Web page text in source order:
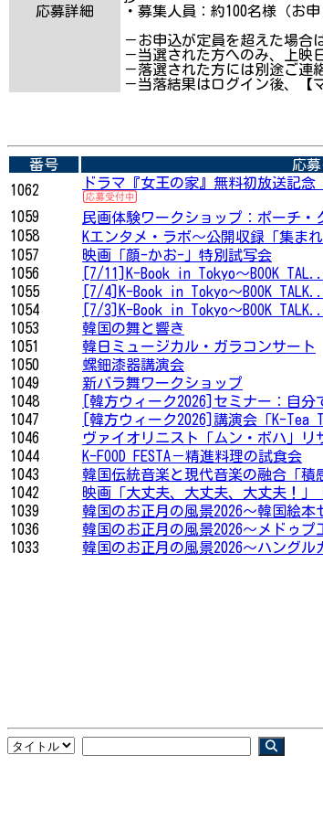
応募詳細
・募集人員：約100名様（お
－お申込が定員を超えた場合
－当選された方へのみ、上映
－落選された方には別途ご連
－当落結果はログイン後、【
番号 応
1062
ドラマ『女王の家』無料初放送記
1059
民画体験ワークショップ：ポーチ・
1058
Kエンタメ・ラボ～公開収録「集ま
1057
映画「顔-かお-」特別試写会
1056
[7/11]K-Book in Tokyo～BOOK TAL...
1055
[7/4]K-Book in Tokyo～BOOK TALK...
1054
[7/3]K-Book in Tokyo～BOOK TALK...
1053
韓国の舞と響き
1051
韓日ミュージカル・ガラコンサート
1050
螺鈿漆器講演会
1049
新バラ舞ワークショップ
1048
[韓方ウィーク2026]セミナー：自
1047
[韓方ウィーク2026]講演会「K-Tea
1046
ヴァイオリニスト「ムン・ボハ」リ
1044
K-FOOD FESTA－精進料理の試食会
1043
韓国伝統音楽と現代音楽の融合「積
1042
映画「大丈夫、大丈夫、大丈夫！」
1039
韓国のお正月の風景2026〜韓国絵本
1036
韓国のお正月の風景2026〜メドゥプ
1033
韓国のお正月の風景2026〜ハングル